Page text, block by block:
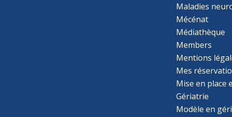
: cmb.musicotherapie@orange.fr
Maladies
Mécénat
Médiathèque
Members
Mentions
Mes
Mise en place
Gériatrie
Modèle en